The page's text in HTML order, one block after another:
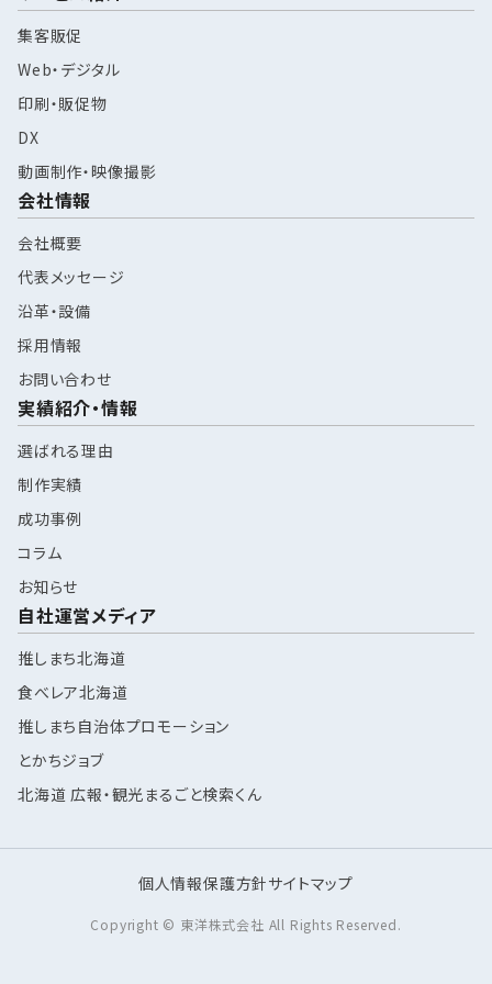
集客販促
Web・デジタル
印刷・販促物
DX
動画制作・映像撮影
会社情報
会社概要
代表メッセージ
沿革・設備
採用情報
お問い合わせ
実績紹介・情報
選ばれる理由
制作実績
成功事例
コラム
お知らせ
自社運営メディア
推しまち北海道
食べレア北海道
推しまち自治体プロモーション
とかちジョブ
北海道 広報・観光まるごと検索くん
個人情報保護方針サイトマップ
Copyright © 東洋株式会社 All Rights Reserved.